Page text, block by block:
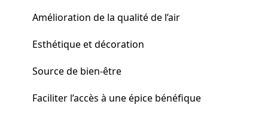
Amélioration de la qualité de l’air
Esthétique et décoration
Source de bien-être
Faciliter l’accès à une épice bénéfique